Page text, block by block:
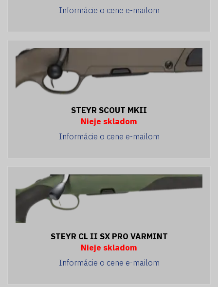
Informácie o cene e-mailom
STEYR SCOUT MKII
Nieje skladom
Informácie o cene e-mailom
STEYR CL II SX PRO VARMINT
Nieje skladom
Informácie o cene e-mailom